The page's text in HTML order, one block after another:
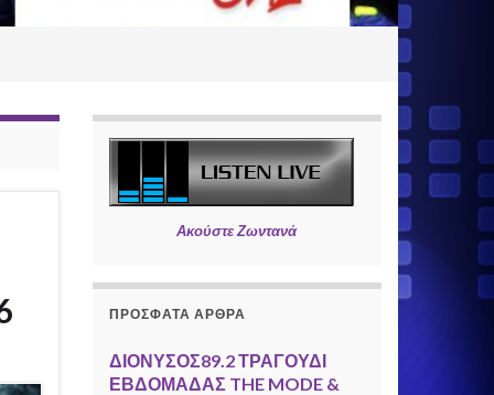
Ακούστε Ζωντανά
ΠΡΌΣΦΑΤΑ ΆΡΘΡΑ
ΔΙΟΝΥΣΟΣ89.2 ΤΡΑΓΟΥΔΙ
ΕΒΔΟΜΑΔΑΣ THE MODE &